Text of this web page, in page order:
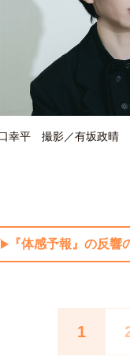
幸平 撮影／有坂政晴
『体感予報』の反響
1